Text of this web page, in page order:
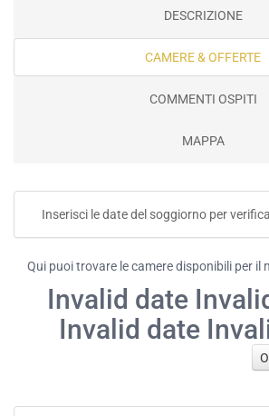
DESCRIZIONE
CAMERE & OFFERTE
COMMENTI OSPITI
MAPPA
Inserisci le date del soggiorno per
Qui puoi trovare le camere disponibili per il
Invalid date
Invalid date